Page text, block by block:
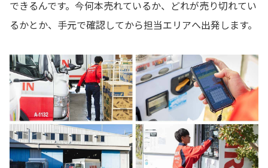
できるんです。今何本売れているか、どれが売り切れてい
るかとか、手元で確認してから担当エリアへ出発します。